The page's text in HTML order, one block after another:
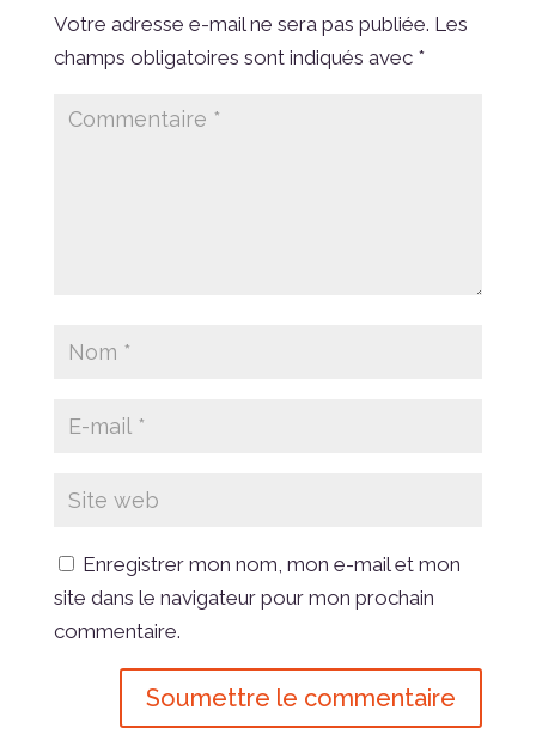
Votre adresse e-mail ne sera pas publiée. Les
champs obligatoires sont indiqués avec *
Enregistrer mon nom, mon e-mail et mon
site dans le navigateur pour mon prochain
commentaire.
Soumettre le commentaire